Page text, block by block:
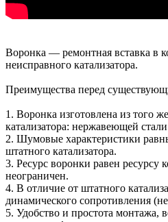
Воронка — ремонтная вставка в
неисправного катализатора.
Преимущества перед
1. Воронка изготовлена из того
катализатора: нержавеющей
2. Шумовые характеристики
штатного катализатора.
3. Ресурс воронки равен ресурсу
неограничен.
4. В отличие от штатного
динамического сопротивления
5. Удобство и простота монтажа,